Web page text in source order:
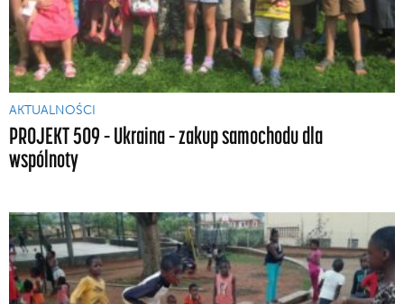
AKTUALNOŚCI
PROJEKT 509 – Ukraina – zakup samochodu dla
wspólnoty